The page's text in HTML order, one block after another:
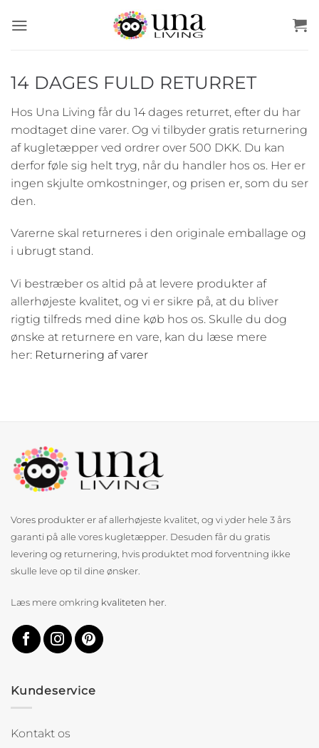
14 DAGES FULD RETURRET
Hos Una Living får du 14 dages returret, efter du har
modtaget dine varer. Og vi tilbyder gratis returnering
af kugletæpper ved ordrer over 500 DKK. Du kan
derfor føle sig helt tryg, når du handler hos os. Her er
ingen skjulte omkostninger, og prisen er, som du ser
den.
Varerne skal returneres i den originale emballage og
i ubrugt stand.
Vi bestræber os altid på at levere produkter af
allerhøjeste kvalitet, og vi er sikre på, at du bliver
rigtig tilfreds med dine køb hos os. Skulle du dog
ønske at returnere en vare, kan du læse mere
her: Returnering af varer
Vores produkter er af allerhøjeste kvalitet, og vi yder hele 3 års
garanti på alle vores kugletæpper. Desuden får du gratis
levering og returnering, hvis produktet mod forventning ikke
skulle leve op til dine ønsker.
Læs mere omkring kvaliteten her.
Kundeservice
Kontakt os